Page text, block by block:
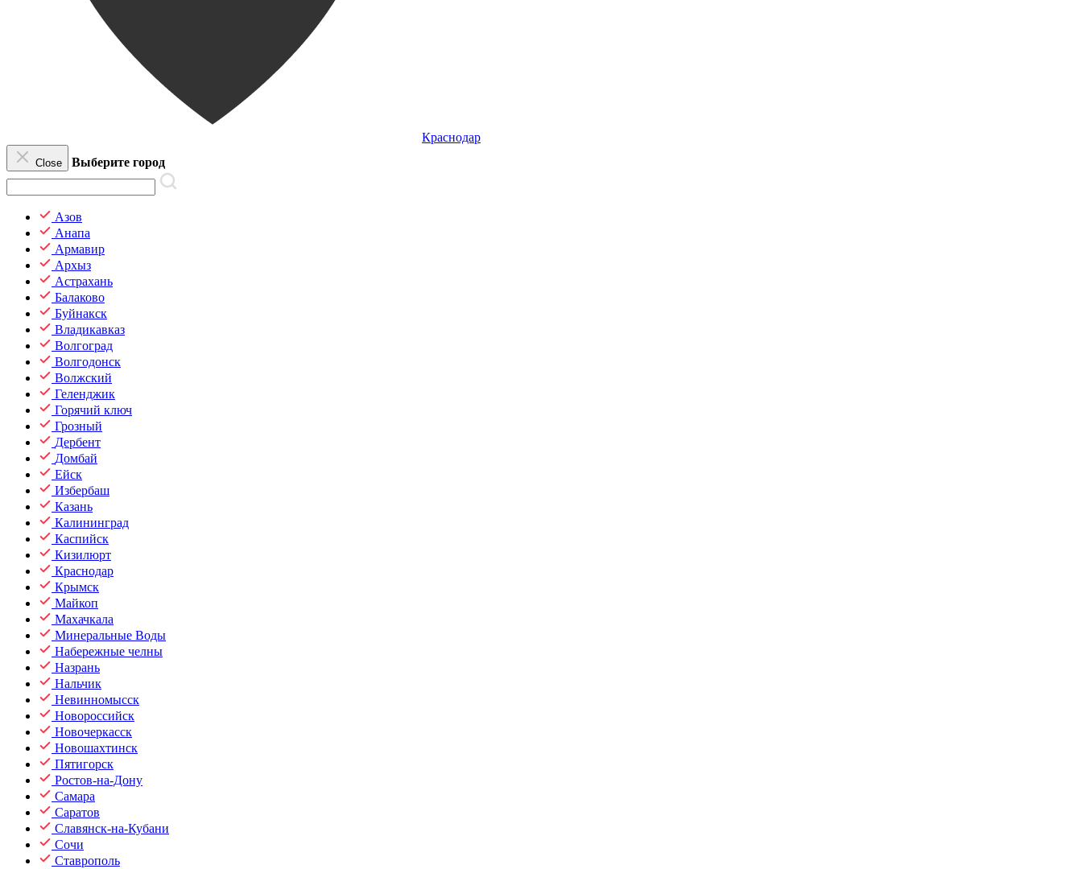
Краснодар
Close Выберите город
Азов
Анапа
Армавир
Архыз
Астрахань
Балаково
Буйнакск
Владикавказ
Волгоград
Волгодонск
Волжский
Геленджик
Горячий ключ
Грозный
Дербент
Домбай
Ейск
Избербаш
Казань
Калининград
Каспийск
Кизилюрт
Краснодар
Крымск
Майкоп
Махачкала
Минеральные Воды
Набережные челны
Назрань
Нальчик
Невинномысск
Новороссийск
Новочеркасск
Новошахтинск
Пятигорск
Ростов-на-Дону
Самара
Саратов
Славянск-на-Кубани
Сочи
Ставрополь